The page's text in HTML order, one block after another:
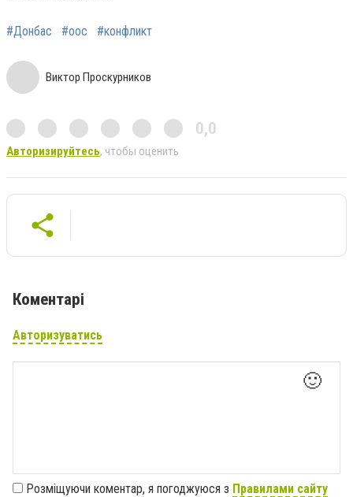
#Донбас #оос #конфликт
Виктор Проскурников
0,0
Авторизируйтесь, чтобы оценить
Коментарі
Авторизуватись
🙂
Розміщуючи коментар, я погоджуюся з Правилами сайту